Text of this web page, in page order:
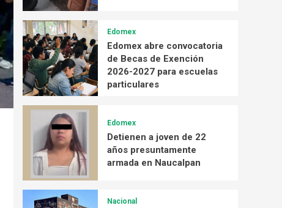
Edomex
Edomex abre convocatoria
de Becas de Exención
2026-2027 para escuelas
particulares
Edomex
Detienen a joven de 22
años presuntamente
armada en Naucalpan
Nacional